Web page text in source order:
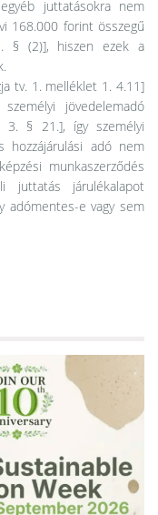
juttatásokra nem
168.000 forint összegű
§ (2)], hiszen ezek a
tv. 1. melléklet 1. 4.11]
jövedelemadó
3. § 21.], így személyi
hozzájárulási adó nem
munkaszerződés
juttatás járulékalapot
adómentes-e vagy sem